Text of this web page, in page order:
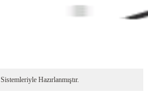
Sistemleriyle Hazırlanmıştır.